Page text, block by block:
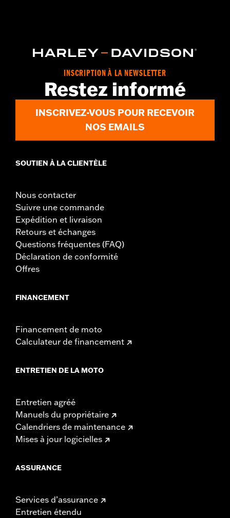
INSCRIPTION À LA NEWSLETTER
Restez informé
INSCRIVEZ-VOUS POUR RECEVOIR
NOS EMAILS
SOUTIEN À LA CLIENTÈLE
Nous contacter
Suivre une commande
Expédition et livraison
Retours et échanges
Questions fréquentes (FAQ)
Déclaration de conformité
Offres
FINANCEMENT
Financement de moto
Calculateur de financement
ENTRETIEN DE LA MOTO
Entretien agréé
Manuels du propriétaire
Calendriers de maintenance
Mises à jour logicielles
ASSURANCE
Services d’assurance
Entretien étendu